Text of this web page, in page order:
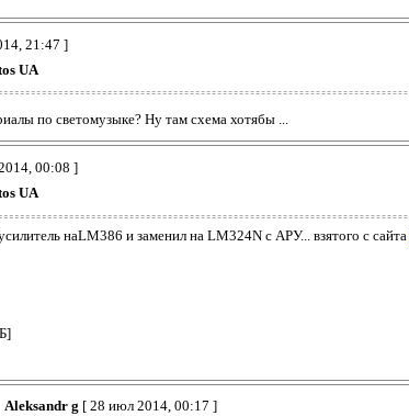
21:47 ]
UA
по светомузыке? Ну там схема хотябы ...
00:08 ]
UA
наLM386 и заменил на LM324N с АРУ... взятого с сайта
Aleksandr g [ 28 июл 2014, 00:17 ]